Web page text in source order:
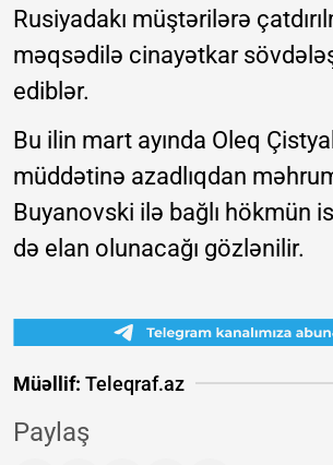
Rusiyadakı müştərilərə
məqsədilə cinayətkar
ediblər.
Bu ilin mart ayında Oleq
müddətinə azadlıqdan
Buyanovski ilə bağlı hökmün
də elan olunacağı gözlənilir.
Müəllif: Teleqraf.az
Paylaş